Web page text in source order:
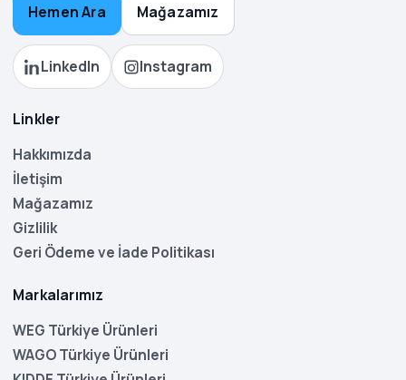
Hemen Ara Mağazamız
LinkedIn Instagram
Linkler
Hakkımızda
İletişim
Mağazamız
Gizlilik
Geri Ödeme ve İade Politikası
Markalarımız
WEG Türkiye Ürünleri
WAGO Türkiye Ürünleri